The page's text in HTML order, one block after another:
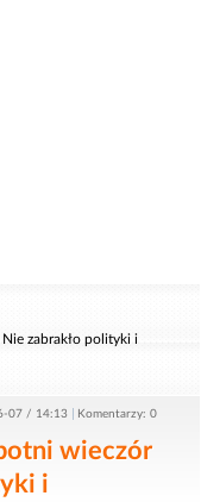
zabrakło polityki i
07 / 14:13 Komentarzy: 0
wieczór
i